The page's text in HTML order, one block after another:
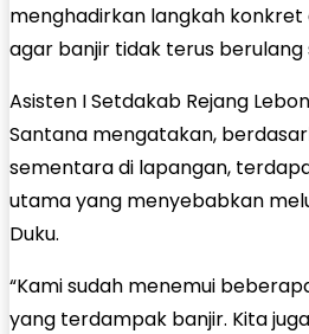
menghadirkan langkah
agar banjir tidak terus berulang
Asisten I Setdakab Rejang
Santana mengatakan,
sementara di lapangan,
utama yang menyebabkan
Duku.
“Kami sudah menemui
yang terdampak banjir. Kita